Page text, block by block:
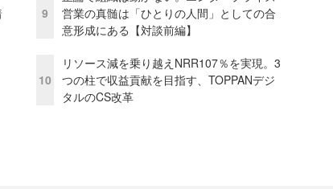
9
営業の真髄は「ひとりの人間」としての合
意形成にある【対談前編】
10
リソース減を乗り越えNRR107％を実現。3
つの柱で収益貢献を目指す、TOPPANデジ
タルのCS改革